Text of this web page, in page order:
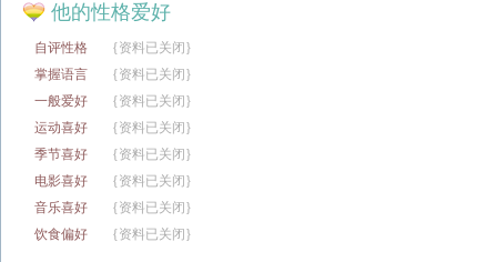
他的性格爱好
自评性格
{资料已关闭}
掌握语言
{资料已关闭}
一般爱好
{资料已关闭}
运动喜好
{资料已关闭}
季节喜好
{资料已关闭}
电影喜好
{资料已关闭}
音乐喜好
{资料已关闭}
饮食偏好
{资料已关闭}